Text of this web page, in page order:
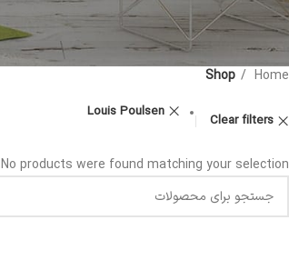
Home
Shop
Clear filters
Louis Poulsen
No products were found matching your selection.